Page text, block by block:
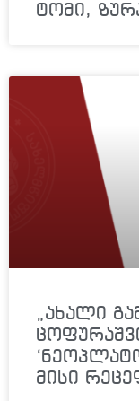
ტომი,
„ახალი
მისი